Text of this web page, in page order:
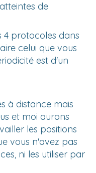
de
4 protocoles dans
celui que vous
est d'un
à distance mais
et moi aurons
les positions
vous n'avez pas
ni les utiliser par